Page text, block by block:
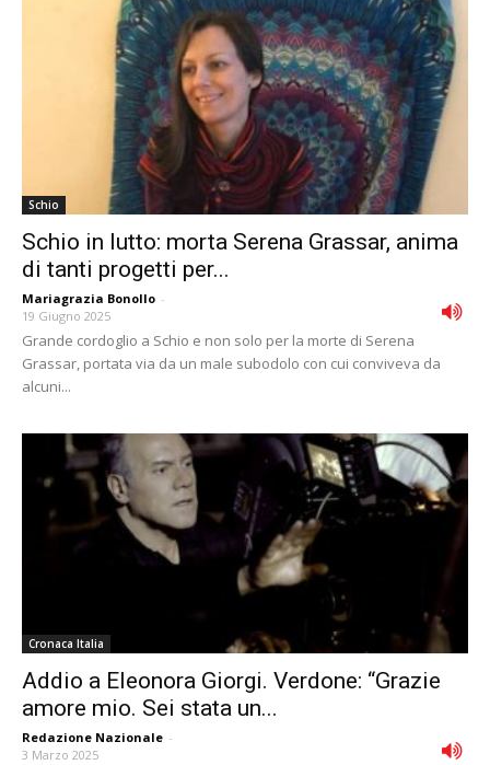
Schio
Schio in lutto: morta Serena Grassar, anima
di tanti progetti per...
Mariagrazia Bonollo -
19 Giugno 2025
Grande cordoglio a Schio e non solo per la morte di Serena
Grassar, portata via da un male subodolo con cui conviveva da
alcuni...
Cronaca Italia
Addio a Eleonora Giorgi. Verdone: “Grazie
amore mio. Sei stata un...
Redazione Nazionale -
3 Marzo 2025